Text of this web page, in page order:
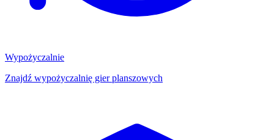
Wypożyczalnie
Znajdź wypożyczalnię gier planszowych